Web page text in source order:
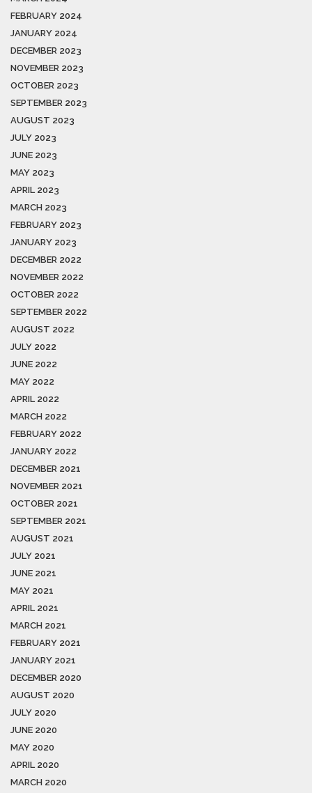
FEBRUARY 2024
JANUARY 2024
DECEMBER 2023
NOVEMBER 2023
OCTOBER 2023
SEPTEMBER 2023
AUGUST 2023
JULY 2023
JUNE 2023
MAY 2023
APRIL 2023
MARCH 2023
FEBRUARY 2023
JANUARY 2023
DECEMBER 2022
NOVEMBER 2022
OCTOBER 2022
SEPTEMBER 2022
AUGUST 2022
JULY 2022
JUNE 2022
MAY 2022
APRIL 2022
MARCH 2022
FEBRUARY 2022
JANUARY 2022
DECEMBER 2021
NOVEMBER 2021
OCTOBER 2021
SEPTEMBER 2021
AUGUST 2021
JULY 2021
JUNE 2021
MAY 2021
APRIL 2021
MARCH 2021
FEBRUARY 2021
JANUARY 2021
DECEMBER 2020
AUGUST 2020
JULY 2020
JUNE 2020
MAY 2020
APRIL 2020
MARCH 2020